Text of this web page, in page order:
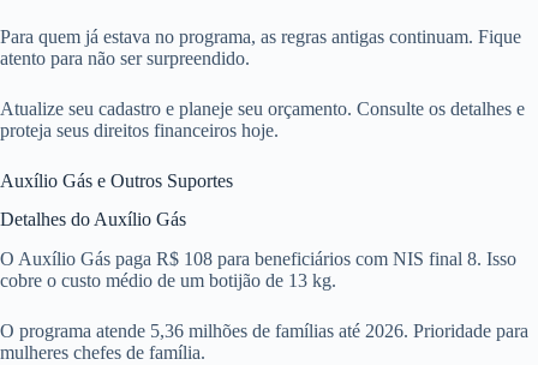
Para quem já estava no programa, as regras antigas continuam. Fique
atento para não ser surpreendido.
Atualize seu cadastro e planeje seu orçamento. Consulte os detalhes e
proteja seus direitos financeiros hoje.
Auxílio Gás e Outros Suportes
Detalhes do Auxílio Gás
O Auxílio Gás paga R$ 108 para beneficiários com NIS final 8. Isso
cobre o custo médio de um botijão de 13 kg.
O programa atende 5,36 milhões de famílias até 2026. Prioridade para
mulheres chefes de família.